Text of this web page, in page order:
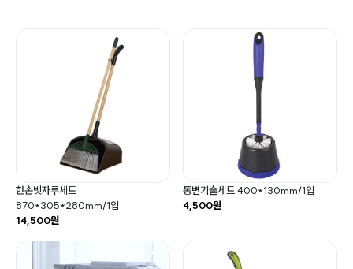
한손빗자루세트
870*305*280mm/1입
14,500원
통변기솔세트 400*130mm/1입
4,500원